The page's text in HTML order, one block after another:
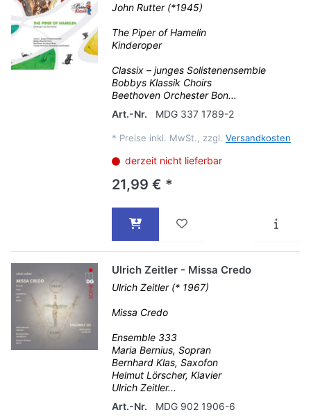
John Rutter (*1945)
The Piper of Hamelin
Kinderoper
Classix – junges Solistenensemble
Bobbys Klassik Choirs
Beethoven Orchester Bon...
Art.-Nr.
MDG 337 1789-2
* Preise inkl. MwSt., zzgl. Versandkosten
derzeit nicht lieferbar
21,99 € *
Ulrich Zeitler - Missa Credo
Ulrich Zeitler (* 1967)
Missa Credo
Ensemble 333
Maria Bernius, Sopran
Bernhard Klas, Saxofon
Helmut Lörscher, Klavier
Ulrich Zeitler...
Art.-Nr.
MDG 902 1906-6